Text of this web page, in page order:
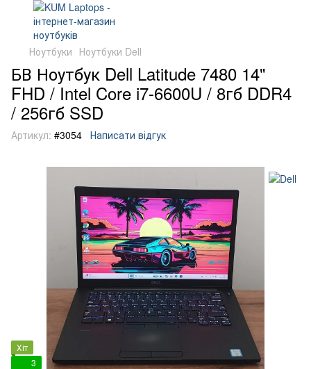
Ноутбуки Ноутбуки Dell
БВ Ноутбук Dell Latitude 7480 14"
FHD / Intel Core i7-6600U / 8гб DDR4
/ 256гб SSD
Артикул: #3054 Написати відгук
Хіт
3